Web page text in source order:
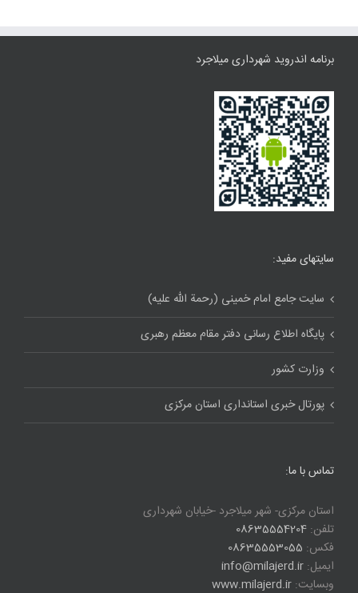
برنامه اندروید شهرداری میلاجرد
سایتهای مفید:
سایت جامع امام خمینی (رحمة الله علیه)
پایگاه اطلاع رسانی دفتر مقام معظم رهبری
وزارت کشور
پورتال خبری استانداری استان مرکزی
تماس با ما:
استان مرکزی- شهر میلاجرد -خیابان شهرداری
تلفن: 08635554204
فکس: 08635553055
ایمیل: info@milajerd.ir
وبسایت: www.milajerd.ir